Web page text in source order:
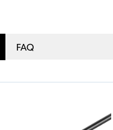
FAQ